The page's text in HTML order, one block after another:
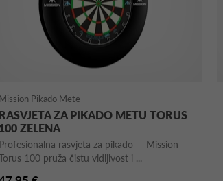
Mission Pikado Mete
RASVJETA ZA PIKADO METU TORUS
100 ZELENA
Profesionalna rasvjeta za pikado — Mission
100 pruža čistu vidljivost i ...